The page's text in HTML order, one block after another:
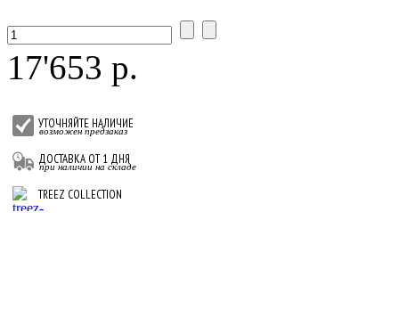
17'653 р.
УТОЧНЯЙТЕ НАЛИЧИЕ
возможен предзаказ
ДОСТАВКА ОТ 1 ДНЯ
при наличии на складе
TREEZ COLLECTION